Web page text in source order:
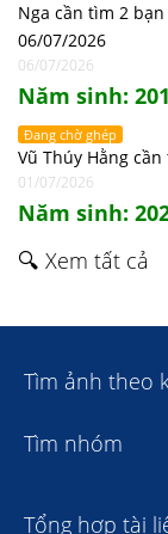
Nga cần tìm 2
06/07/2026
06/07/2026
Năm sinh:
Đang chờ ghép
Vũ Thúy Hằng
01/07/2026
Năm sinh:
🔍 Xem tất cả
Tìm ảnh theo
Tìm nhóm
Tổng hợp tài